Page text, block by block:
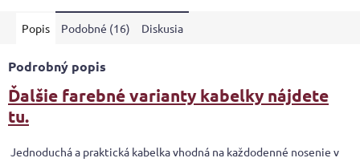
hviezdičiek.
Popis Podobné (16) Diskusia
Podrobný popis
Ďalšie farebné varianty kabelky nájdete
tu.
Jednoduchá a praktická kabelka vhodná na každodenné nosenie v